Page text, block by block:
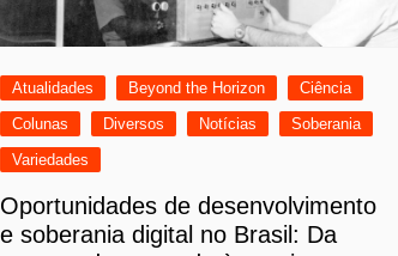
Atualidades Beyond the Horizon
Ciência
Colunas
Diversos Notícias
Soberania
Variedades
Oportunidades de desenvolvimento
e soberania digital no Brasil: Da